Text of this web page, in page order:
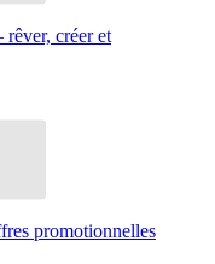
créer et
promotionnelles